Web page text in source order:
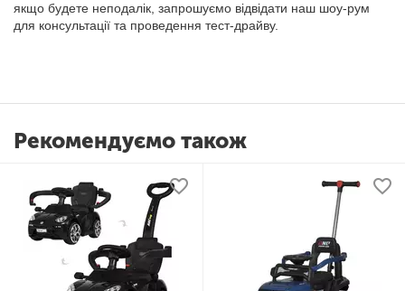
якщо будете неподалік, запрошуємо відвідати наш шоу-рум
для консультації та проведення тест-драйву.
Рекомендуємо також